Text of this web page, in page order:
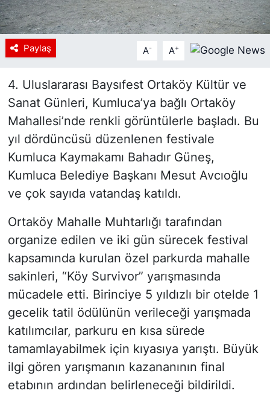
Paylaş A- A+
4. Uluslararası Baysıfest Ortaköy Kültür ve
Sanat Günleri, Kumluca’ya bağlı Ortaköy
Mahallesi’nde renkli görüntülerle başladı. Bu
yıl dördüncüsü düzenlenen festivale
Kumluca Kaymakamı Bahadır Güneş,
Kumluca Belediye Başkanı Mesut Avcıoğlu
ve çok sayıda vatandaş katıldı.
Ortaköy Mahalle Muhtarlığı tarafından
organize edilen ve iki gün sürecek festival
kapsamında kurulan özel parkurda mahalle
sakinleri, “Köy Survivor” yarışmasında
mücadele etti. Birinciye 5 yıldızlı bir otelde 1
gecelik tatil ödülünün verileceği yarışmada
katılımcılar, parkuru en kısa sürede
tamamlayabilmek için kıyasıya yarıştı. Büyük
ilgi gören yarışmanın kazananının final
etabının ardından belirleneceği bildirildi.